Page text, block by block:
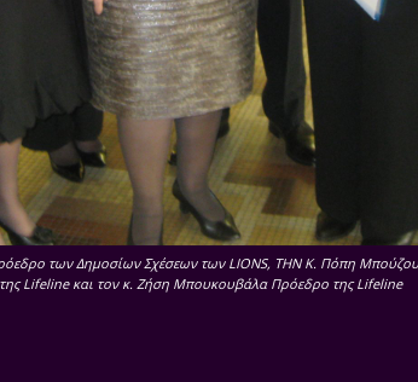
των Δημοσίων Σχέσεων των LIONS, THN K. Πόπη
Lifeline και τον κ. Ζήση Μπουκουβάλα Πρόεδρο της Lifeline